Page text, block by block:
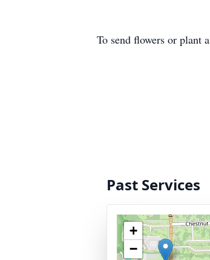
To send flowers or plant a
Past Services
+
−